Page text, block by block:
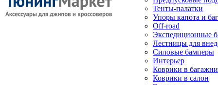
Тенты-палатки
Упоры капота и
Off-road
Экспедиционные
Лестницы для
Силовые бамперы
Интерьер
Коврики в
Коврики в салон